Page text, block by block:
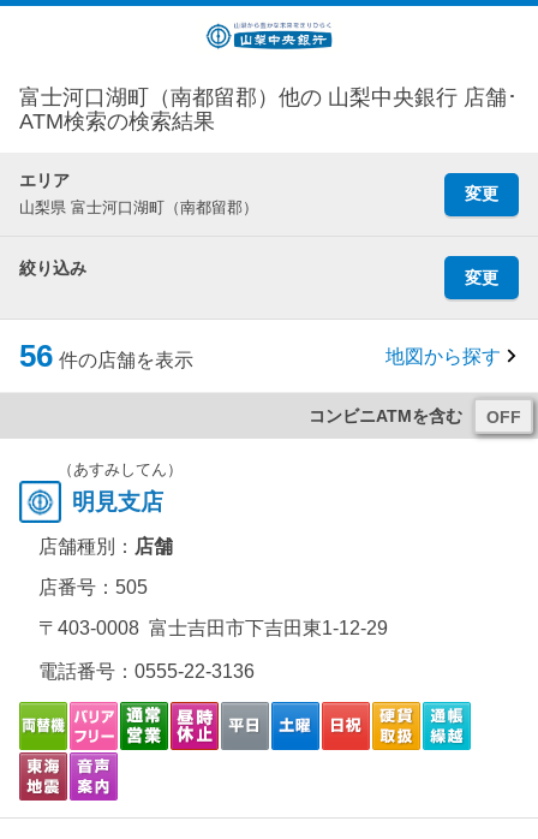
富士河口湖町（南都留郡）他の 山梨中央銀行 店舗･
ATM検索の検索結果
エリア
山梨県 富士河口湖町（南都留郡）
変更
絞り込み 変更
56 件の店舗を表示 地図から探す
コンビニATMを含む
（あすみしてん）
明見支店
店舗種別： 店舗
店番号：505
〒403-0008 富士吉田市下吉田東1-12-29
電話番号： 0555-22-3136